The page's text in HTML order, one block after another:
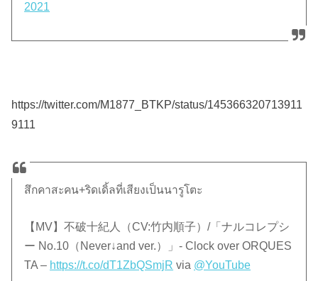
2021
https://twitter.com/M1877_BTKP/status/145366320713911
9111
สึกคาสะคน+ริดเดิ้ลที่เสียงเป็นนารูโตะ
【MV】不破十紀人（CV:竹内順子）/「ナルコレプシ
ー No.10（Never↓and ver.）」- Clock over ORQUES
TA – https://t.co/dT1ZbQSmjR via @YouTube